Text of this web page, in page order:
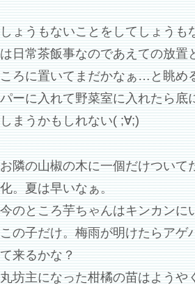
しょうもないことをしてしょうも
は日常茶飯事なのであえての放置
ころに置いてまだかなぁ…と眺め
パーに入れて野菜室に入れたら底
しまうかもしれない( ;∀;)
お隣の山椒の木に一個だけついて
化。夏は早いなぁ。
今のところ芋ちゃんはキンカンに
この子だけ。梅雨が明けたらアゲ
て来るかな？
丸坊主になった柑橘の苗はようや